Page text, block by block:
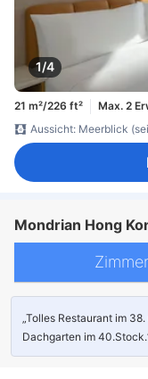
1/4
21 m²/226 ft² Max. 2
Aussicht: Meerblick
Mondrian Hong
„Tolles Restaurant im
Dachgarten im